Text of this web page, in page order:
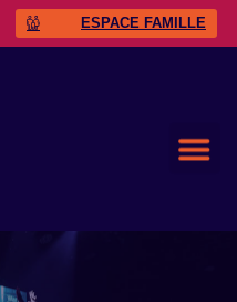
ESPACE FAMILLE